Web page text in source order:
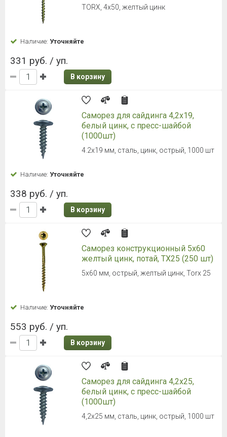
TORX, 4x50, желтый цинк
Наличие: Уточняйте
331 руб. / уп.
В корзину
Саморез для сайдинга 4,2х19,
белый цинк, с пресс-шайбой
(1000шт)
4.2х19 мм, сталь, цинк, острый, 1000 шт
Наличие: Уточняйте
338 руб. / уп.
В корзину
Саморез конструкционный 5x60
желтый цинк, потай, ТХ25 (250 шт)
5x60 мм, острый, желтый цинк, Torx 25
Наличие: Уточняйте
553 руб. / уп.
В корзину
Саморез для сайдинга 4,2х25,
белый цинк, с пресс-шайбой
(1000шт)
4,2х25 мм, сталь, цинк, острый, 1000 шт